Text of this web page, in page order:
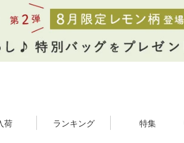
荷 ランキング 特集